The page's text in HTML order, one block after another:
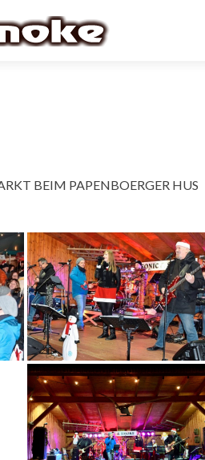
BEIM PAPENBOERGER HUS